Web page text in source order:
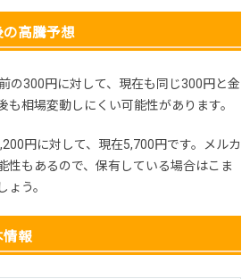
の高騰予想
の300円に対して、現在も同じ300円と金
も相場変動しにくい可能性があります。
円に対して、現在5,700円です。メルカ
性もあるので、保有している場合はこま
う。
情報